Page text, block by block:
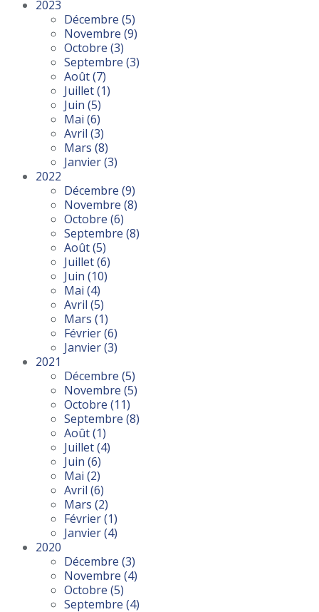
2023
Décembre (5)
Novembre (9)
Octobre (3)
Septembre (3)
Août(7)
Juillet(1)
Juin (5)
Mai (6)
Avril (3)
Mars (8)
Janvier(3)
2022
Décembre (9)
Novembre (8)
Octobre (6)
Septembre (8)
Août(5)
Juillet(6)
Juin (10)
Mai (4)
Avril (5)
Mars (1)
Février(6)
Janvier(3)
2021
Décembre (5)
Novembre (5)
Octobre (11)
Septembre (8)
Août(1)
Juillet(4)
Juin (6)
Mai (2)
Avril (6)
Mars (2)
Février(1)
Janvier(4)
2020
Décembre (3)
Novembre (4)
Octobre (5)
Septembre (4)